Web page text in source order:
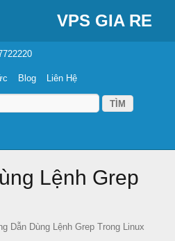
VPS GIA RE
Blog Liên Hệ
Lệnh Grep
Dẫn Dùng Lệnh Grep Trong Linux